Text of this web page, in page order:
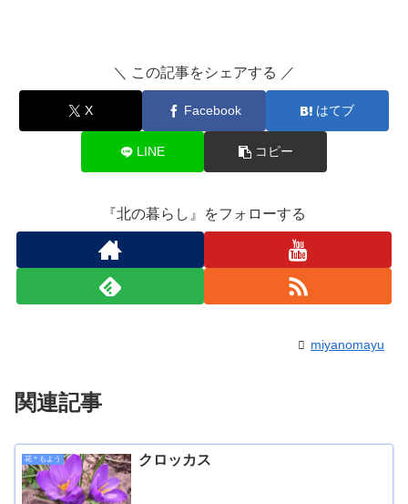
＼ この記事をシェアする ／
X Facebook はてブ
LINE コピー
『北の暮らし』をフォローする
miyanomayu
関連記事
花＊もよう クロッカス